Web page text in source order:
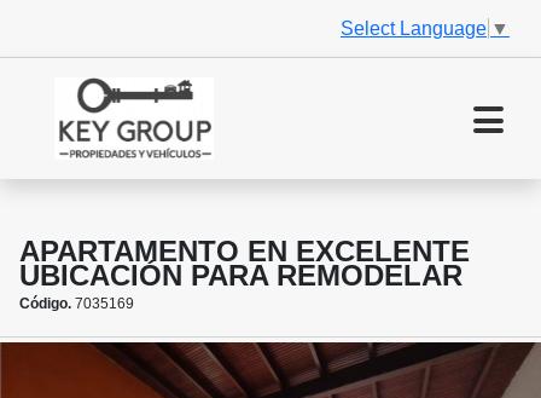
Select Language ▼
APARTAMENTO EN EXCELENTE
UBICACIÓN PARA REMODELAR
Código. 7035169